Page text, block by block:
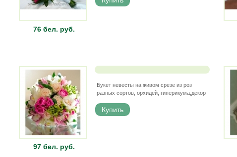
76 бел. руб.
Букет невесты на живом срезе из роз
разных сортов, орхидей, гиперикума,декор
97 бел. руб.